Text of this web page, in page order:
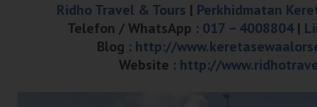
Ridho Travel & Tours | Perkhidmatan
Telefon / WhatsApp : 017 – 4008804|
Blog : http://
Website : http://